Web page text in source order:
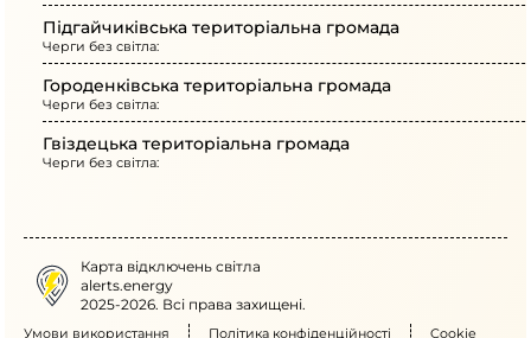
Підгайчиківська територіальна громада
Черги без світла:
Городенківська територіальна громада
Черги без світла:
Гвіздецька територіальна громада
Черги без світла:
Карта відключень світла
alerts.energy
2025-2026. Всі права захищені.
Умови використання Політика конфіденційності Cookie